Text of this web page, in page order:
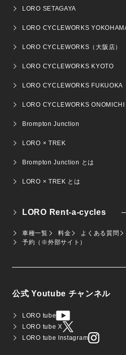
LORO SETAGAYA
LORO CYCLEWORKS
LORO CYCLEWORKS（大阪店）
LORO CYCLEWORKS KYOTO
LORO CYCLEWORKS FUKUOKA
LORO CYCLEWORKS ONOMICHI
Brompton Junction
LORO × TREK
Brompton Junction とは
LORO × TREK とは
LORO Rent-a-cycles
車種一覧 料金 よくある質問
予約（※外部サイト）
公式 Youtube チャンネル
LORO tube
LORO tube X
LORO tube Instagram